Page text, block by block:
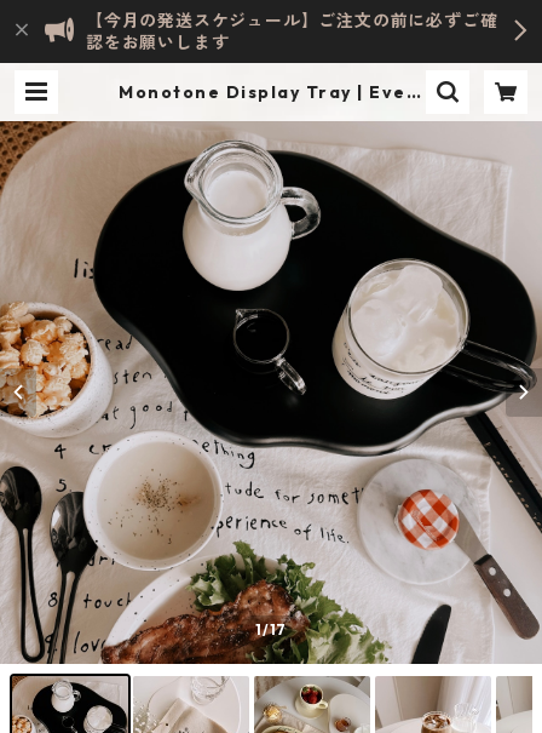
【今月の発送スケジュール】ご注文の前に必ずご確
認をお願いします
Monotone Display Tray | Evely
R & LIFESTYLE
1/17